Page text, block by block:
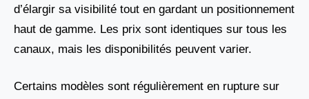
d’élargir sa visibilité tout en gardant un positionnement
haut de gamme. Les prix sont identiques sur tous les
canaux, mais les disponibilités peuvent varier.
Certains modèles sont régulièrement en rupture sur